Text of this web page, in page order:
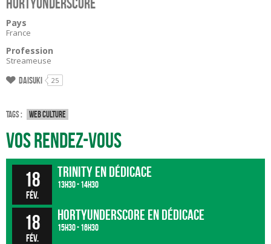
HortyUnderscore
Pays
France
Profession
Streameuse
Daisuki 25
Tags : Web culture
Vos rendez-vous
18
fév.
Trinity en dédicace
13h30 - 14h30
18
fév.
HortyUnderscore en dédicace
15h30 - 16h30